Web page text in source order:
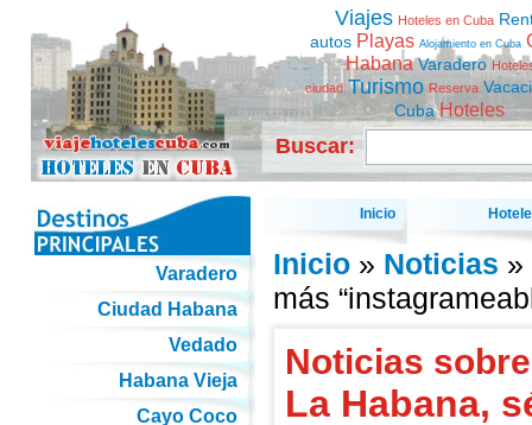
Viajes Hoteles en Cuba
autos Playas Alojamiento en Cuba
Habana Varadero
ciudad Turismo Reserva
Cuba Hoteles
Buscar:
Inicio
Inicio» Noticias »
más
Noticias
La Habana,
Varadero
Ciudad Habana
Vedado
Habana Vieja
Cayo Coco